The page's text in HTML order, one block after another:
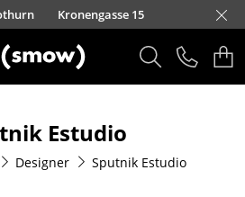
Kronengasse 15
Estudio
Designer Sputnik Estudio